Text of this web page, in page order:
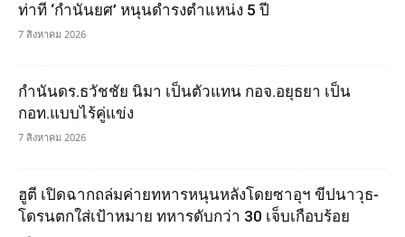
ท่าที ‘กำนันยศ’ หนุนดำรงตำแหน่ง 5 ปี
7 สิงหาคม 2026
กำนันดร.ธวัชชัย นิมา เป็นตัวแทน กอจ.อยุธยา เป็น
กอท.แบบไร้คู่แข่ง
7 สิงหาคม 2026
ฮูตี เปิดฉากถล่มค่ายทหารหนุนหลังโดยซาอุฯ ขีปนาวุธ-
โดรนตกใส่เป้าหมาย ทหารดับกว่า 30 เจ็บเกือบร้อย